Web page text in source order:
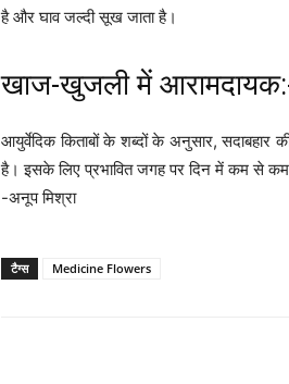
है और घाव जल्दी सूख जाता है।
खाज-खुजली में
आयुर्वेदिक किताबों के शब्दों के अनुसार,
है। इसके लिए प्रभावित जगह पर दिन में कम से कम
-अनूप मिश्रा
टैग्स Medicine Flowers